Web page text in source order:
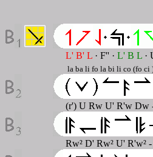
L' B' L · F'' · L' B L ·
la ba li fo la bi li co (fo ci
(r') U Rw U' R'w Dw
Rw² D' Rw² U' R'w²